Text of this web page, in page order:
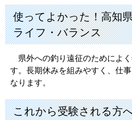
使ってよかった！高知
ライフ・バランス
県外への釣り遠征のためによ
す。長期休みを組みやすく、仕
なります。
これから受験される方